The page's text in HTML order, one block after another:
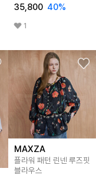
LPOC001
35,800 40%
1
MAXZA
플라워 패턴 린넨 루즈핏
블라우스